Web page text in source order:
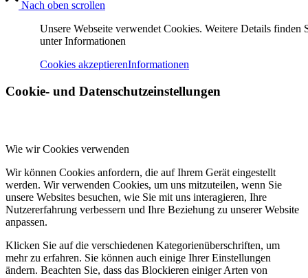
Nach oben scrollen
Unsere Webseite verwendet Cookies. Weitere Details finden
unter Informationen
Cookies akzeptierenInformationen
Cookie- und Datenschutzeinstellungen
Wie wir Cookies verwenden
Wir können Cookies anfordern, die auf Ihrem Gerät eingestellt
werden. Wir verwenden Cookies, um uns mitzuteilen, wenn Sie
unsere Websites besuchen, wie Sie mit uns interagieren, Ihre
Nutzererfahrung verbessern und Ihre Beziehung zu unserer Website
anpassen.
Klicken Sie auf die verschiedenen Kategorienüberschriften, um
mehr zu erfahren. Sie können auch einige Ihrer Einstellungen
ändern. Beachten Sie, dass das Blockieren einiger Arten von